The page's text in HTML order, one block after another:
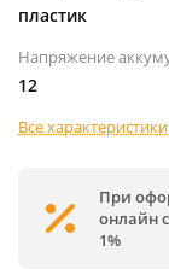
пластик
Напряжение
12
Все характеристики
При
онлайн
1%